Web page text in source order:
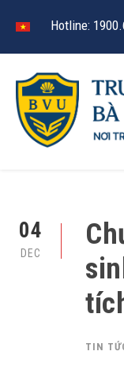
Hotline:
04
DEC
TIN